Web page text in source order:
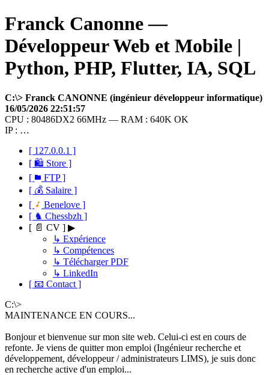
Franck Canonne —
Développeur Web et Mobile |
Python, PHP, Flutter, IA, SQL
C:\> Franck CANONNE (ingénieur développeur informatique)
16/05/2026 22:51:57
CPU : 80486DX2 66MHz — RAM : 640K OK
IP : …
[ 127.0.0.1 ]
[ 🛍 Store ]
[
FTP ]
[ 💰 Salaire ]
[
Benelove ]
[ ♞ Chessbzh ]
[ 📄 CV ] ▶
↳ Expérience
↳ Compétences
↳ Télécharger PDF
↳ LinkedIn
[ 📧 Contact ]
C:\>
MAINTENANCE EN COURS...
Bonjour et bienvenue sur mon site web. Celui-ci est en cours de
refonte. Je viens de quitter mon emploi (Ingénieur recherche et
développement, développeur / administrateurs LIMS), je suis donc
en recherche active d'un emploi...